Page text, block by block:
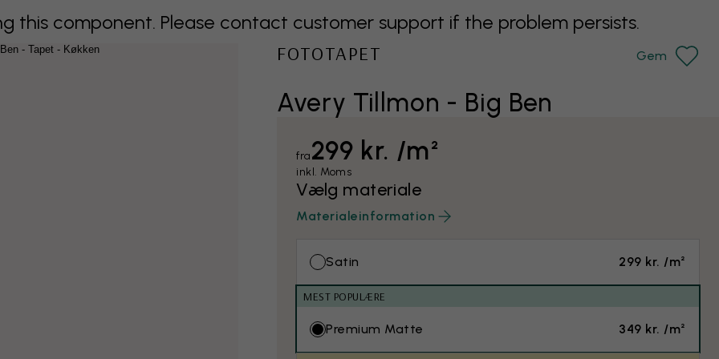
this component. Please contact customer support if the problem persists.
Avery Tillmon - Big Ben
FOTOTAPET Gem
fra299 kr. /m²
inkl. Moms
Vælg materiale
Materialeinformation
Satin 299 kr. /m²
MEST POPULÆRE
Premium Matte 349 kr. /m²